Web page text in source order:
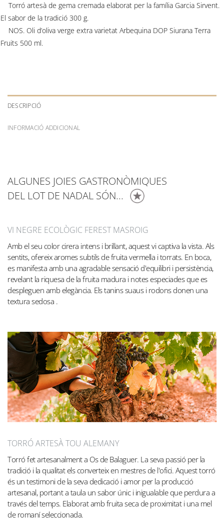
Torró artesà de gema cremada elaborat per la família Garcia Sirvent.
El sabor de la tradició 300 g.
NOS. Oli d’oliva verge extra varietat Arbequina DOP Siurana Terra
Fruits 500 ml.
DESCRIPCIÓ
INFORMACIÓ ADDICIONAL
ALGUNES JOIES GASTRONÒMIQUES
DEL LOT DE NADAL SÓN...
VI NEGRE ECOLÒGIC FEREST MASROIG
Amb el seu color cirera intens i brillant, aquest vi captiva la vista. Als
sentits, ofereix aromes subtils de fruita vermella i torrats. En boca,
es manifesta amb una agradable sensació d'equilibri i persistència,
revelant la riquesa de la fruita madura i notes especiades que es
despleguen amb elegància. Els tanins suaus i rodons donen una
textura sedosa .
TORRÓ ARTESÀ TOU ALEMANY
Torró fet artesanalment a Os de Balaguer. La seva passió per la
tradició i la qualitat els converteix en mestres de l'ofici. Aquest torró
és un testimoni de la seva dedicació i amor per la producció
artesanal, portant a taula un sabor únic i inigualable que perdura a
través del temps. Elaborat amb fruita seca de proximitat i una mel
de romaní seleccionada.